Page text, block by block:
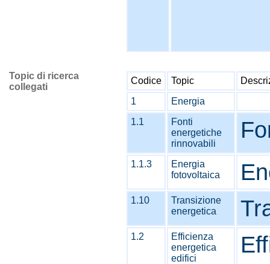
Topic di ricerca
collegati
Codice Topic
1
Energia
1.1
Fonti
energetiche
rinnovabili
1.1.3
Energia
fotovoltaica
1.10
Transizione
energetica
1.2
Efficienza
energetica
edifici